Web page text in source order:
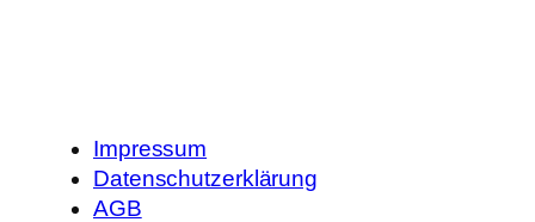
Impressum
Datenschutzerklärung
AGB